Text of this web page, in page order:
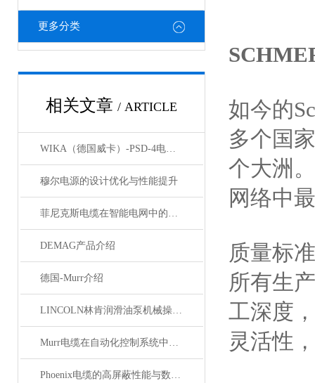
更多分类
相关文章 / ARTICLE
WIKA（德国威卡）-PSD-4电子压力开关
穆尔电源的设计优化与性能提升
菲尼克斯电缆在智能电网中的应用
DEMAG产品介绍
德国-Murr介绍
LINCOLN林肯润滑油泵机械操作原理
Murr电缆在自动化控制系统中的应用
Phoenix电缆的高屏蔽性能与数据传输优势
如今的
多个国
个大洲
网络中
质量标
所有生
工深度
灵活性